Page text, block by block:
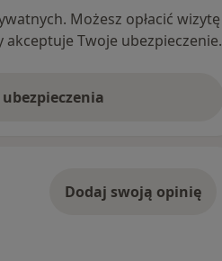
Możesz opłacić wizytę
Twoje ubezpieczenie.
Dodaj swoją opinię